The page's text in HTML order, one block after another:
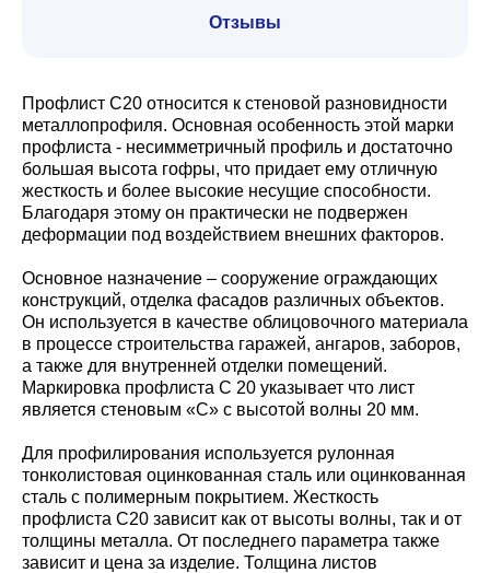
Отзывы
Профлист С20 относится к стеновой разновидности
металлопрофиля. Основная особенность этой марки
профлиста - несимметричный профиль и достаточно
большая высота гофры, что придает ему отличную
жесткость и более высокие несущие способности.
Благодаря этому он практически не подвержен
деформации под воздействием внешних факторов.
Основное назначение – сооружение ограждающих
конструкций, отделка фасадов различных объектов.
Он используется в качестве облицовочного материала
в процессе строительства гаражей, ангаров, заборов,
а также для внутренней отделки помещений.
Маркировка профлиста С 20 указывает что лист
является стеновым «С» с высотой волны 20 мм.
Для профилирования используется рулонная
тонколистовая оцинкованная сталь или оцинкованная
сталь с полимерным покрытием. Жесткость
профлиста С20 зависит как от высоты волны, так и от
толщины металла. От последнего параметра также
зависит и цена за изделие. Толщина листов